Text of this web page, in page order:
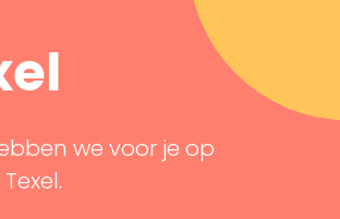
we voor je op